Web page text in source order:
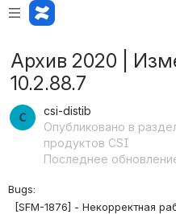
Архив 2020 |
10.2.88.7
csi-distib
Опубликовано в
продуктов CSI
Последнее
Bugs:
[SFM-1876] - Некорректная